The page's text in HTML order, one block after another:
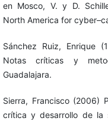
en Mosco, V. y D.
North America for
Sánchez Ruiz, Enrique
Notas críticas y
Guadalajara.
Sierra, Francisco (2006)
crítica y desarrollo de la